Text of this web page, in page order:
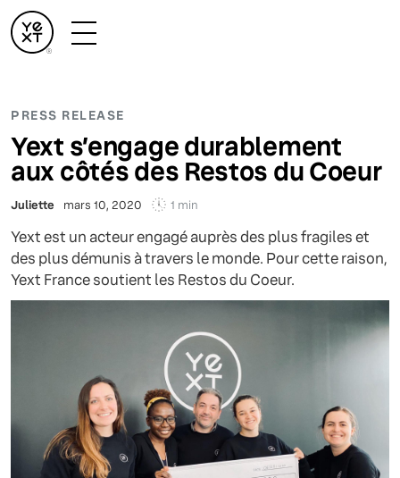
PRESS RELEASE
Yext s’engage durablement
aux côtés des Restos du Coeur
Juliette mars 10, 2020 1 min
Yext est un acteur engagé auprès des plus fragiles et
des plus démunis à travers le monde. Pour cette raison,
Yext France soutient les Restos du Coeur.